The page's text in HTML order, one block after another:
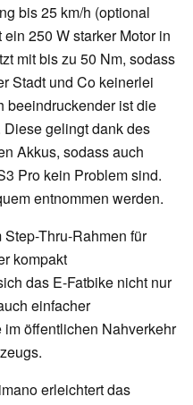
bis 25 km/h (optional
250 W starker Motor in
mit bis zu 50 Nm, sodass
Stadt und Co keinerlei
beeindruckender ist die
gelingt dank des
Akkus, sodass auch
Pro kein Problem sind.
entnommen werden.
Thru-Rahmen für
kompakt
das E-Fatbike nicht nur
einfacher
öffentlichen Nahverkehr
erleichtert das